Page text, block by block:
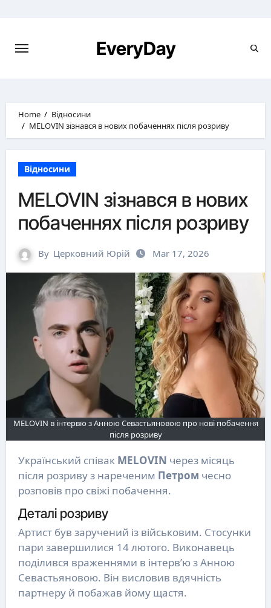
EveryDay
Home
Відносини
MELOVIN зізнався в нових побаченнях після розриву
Відносини
MELOVIN зізнався в нових
побаченнях після розриву
By Церковний Юрій Mar 17, 2026
MELOVIN в інтервю з Анною Севастьяновою про нові побачення
після розриву
Український співак MELOVIN через місяць
після розриву з нареченим Петром чесно
розповів про свіжі побачення.
Деталі розриву
Артист був заручений із військовим. Стосунки
пари завершилися 14 лютого. Виконавець
поділився враженнями в інтерв’ю з Анною
Севастьяновою. Він висловив вдячність
партнеру й побажав йому щастя.